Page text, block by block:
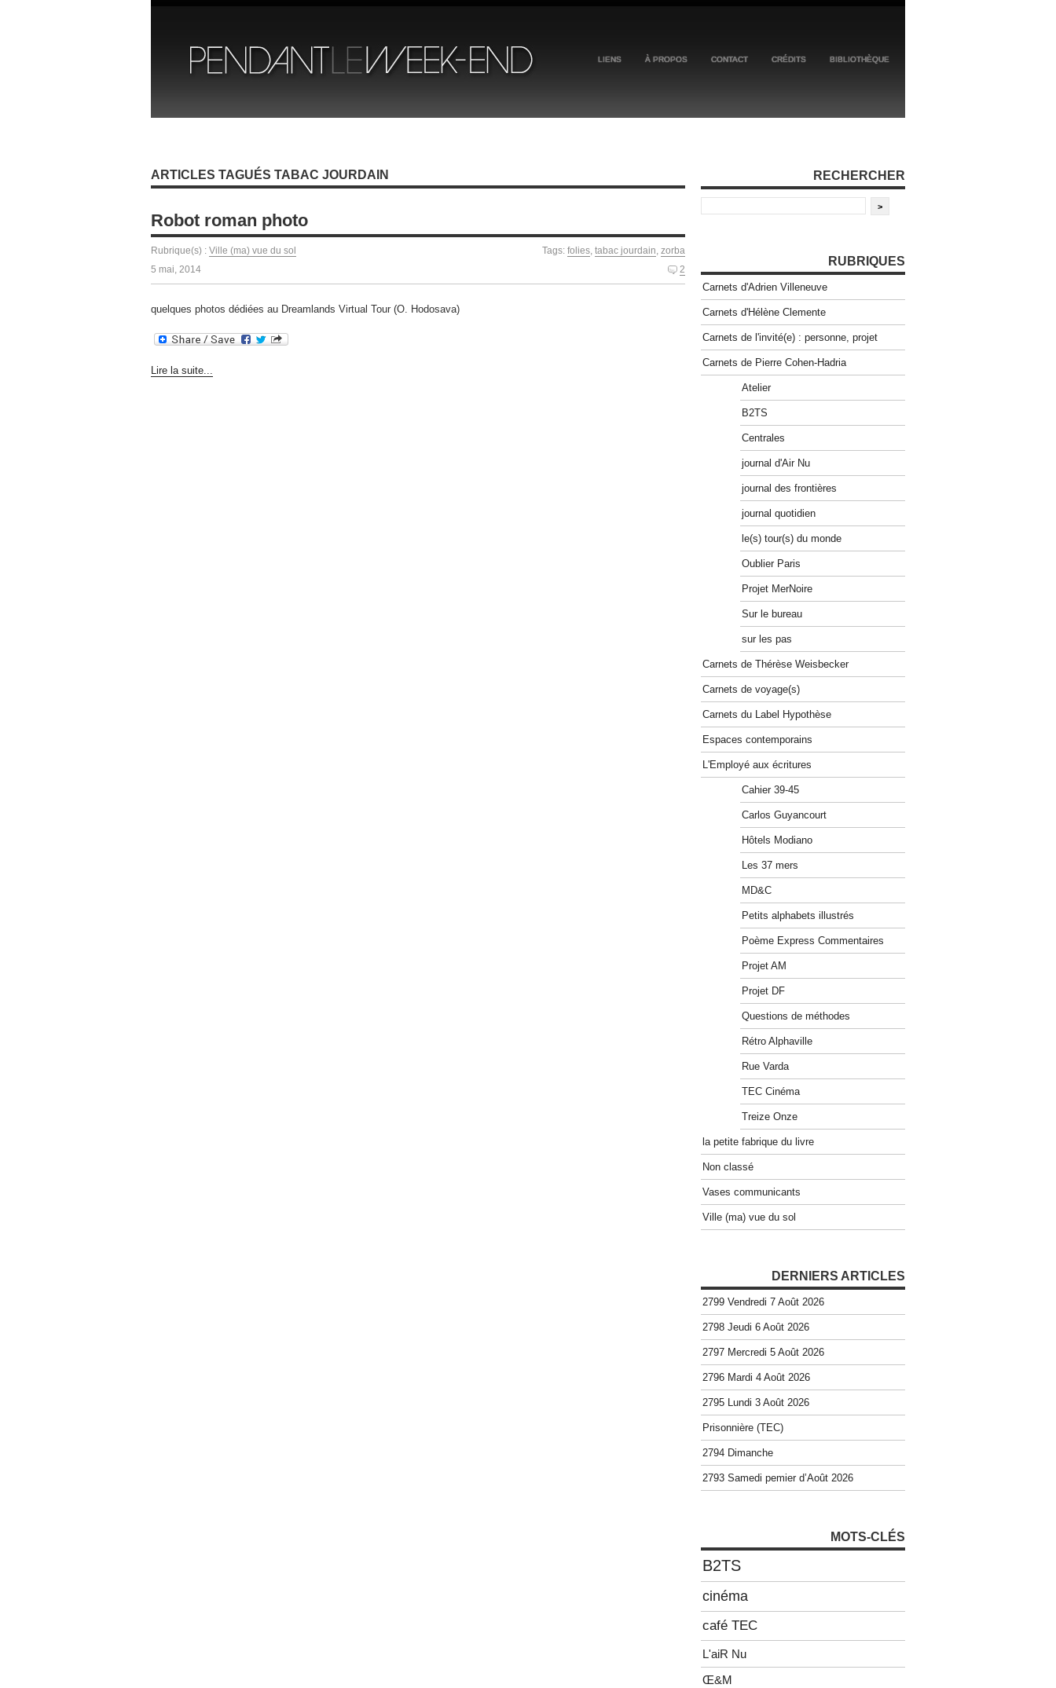
LIENS À PROPOS CONTACT CRÉDITS BIBLIOTHÈQUE
ARTICLES TAGUÉS TABAC JOURDAIN
Robot roman photo
Rubrique(s) : Ville (ma) vue du sol Tags: folies, tabac jourdain, zorba
5 mai, 2014
2
quelques photos dédiées au Dreamlands Virtual Tour (O. Hodosava)
Lire la suite...
RECHERCHER
RUBRIQUES
Carnets d'Adrien Villeneuve
Carnets d'Hélène Clemente
Carnets de l'invité(e) : personne, projet
Carnets de Pierre Cohen-Hadria
Atelier
B2TS
Centrales
journal d'Air Nu
journal des frontières
journal quotidien
le(s) tour(s) du monde
Oublier Paris
Projet MerNoire
Sur le bureau
sur les pas
Carnets de Thérèse Weisbecker
Carnets de voyage(s)
Carnets du Label Hypothèse
Espaces contemporains
L'Employé aux écritures
Cahier 39-45
Carlos Guyancourt
Hôtels Modiano
Les 37 mers
MD&C
Petits alphabets illustrés
Poème Express Commentaires
Projet AM
Projet DF
Questions de méthodes
Rétro Alphaville
Rue Varda
TEC Cinéma
Treize Onze
la petite fabrique du livre
Non classé
Vases communicants
Ville (ma) vue du sol
DERNIERS ARTICLES
2799 Vendredi 7 Août 2026
2798 Jeudi 6 Août 2026
2797 Mercredi 5 Août 2026
2796 Mardi 4 Août 2026
2795 Lundi 3 Août 2026
Prisonnière (TEC)
2794 Dimanche
2793 Samedi pemier d’Août 2026
MOTS-CLÉS
B2TS
cinéma
café TEC
L'aiR Nu
Œ&M